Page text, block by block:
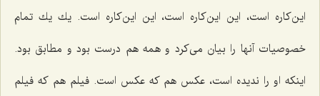
این‌كاره است، این این‌كاره است، این این‌كاره است. یك یك تمام
خصوصیات آنها را بیان می‌كرد و همه هم درست بود و مطابق بود.
اینكه او را ندیده است، عكس هم كه عكس است. فیلم هم كه فیلم